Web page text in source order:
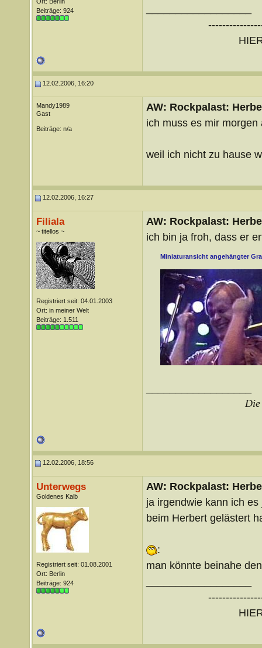
Beiträge: 924
12.02.2006, 16:20
Mandy1989
Gast
Beiträge: n/a
AW: Rockpalast:
ich muss es mir morgen
weil ich nicht zu hause
12.02.2006, 16:27
Filiala
~ titellos ~
Registriert seit: 04.01.2003
Ort: in meiner Welt
Beiträge: 1.511
AW: Rockpalast:
ich bin ja froh, dass er
Miniaturansicht angehängter
Die
12.02.2006, 18:56
Unterwegs
Goldenes Kalb
Registriert seit: 01.08.2001
Ort: Berlin
Beiträge: 924
AW: Rockpalast:
ja irgendwie kann ich
beim Herbert gelästert
:
man könnte beinahe